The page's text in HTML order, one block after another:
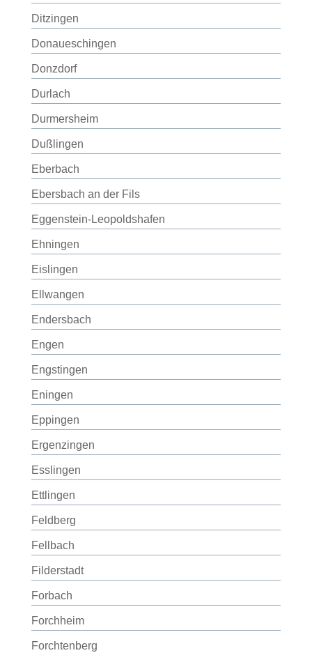
Ditzingen
Donaueschingen
Donzdorf
Durlach
Durmersheim
Dußlingen
Eberbach
Ebersbach an der Fils
Eggenstein-Leopoldshafen
Ehningen
Eislingen
Ellwangen
Endersbach
Engen
Engstingen
Eningen
Eppingen
Ergenzingen
Esslingen
Ettlingen
Feldberg
Fellbach
Filderstadt
Forbach
Forchheim
Forchtenberg